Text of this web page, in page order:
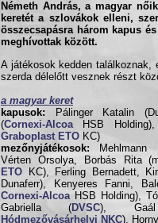
Németh András, a magyar
keretét a szlovákok elleni,
összecsapásra három kapus
meghívottak között.
A játékosok kedden találkoznak,
szerda délelőtt vesznek részt
a magyar keret
kapusok: Pálinger Katalin
(Cornexi-Alcoa HSB
Graboplast ETO KC)
mezőnyjátékosok: Mehlmann
Vérten Orsolya, Borbás Rita
ETO KC), Ferling Bernadett,
Dunaferr), Kenyeres Fanni,
Cornexi-Alcoa HSB Holding),
Gabriella (DVSC), Gaál
Hódmezővásárhelyi NKC),